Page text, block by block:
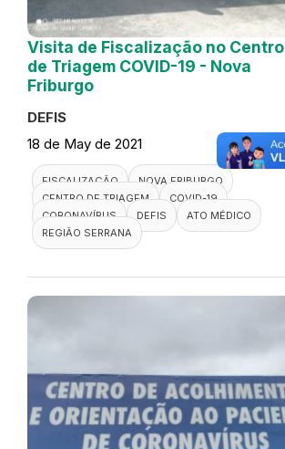
Visita de Fiscalização no Centro
de Triagem COVID-19 - Nova
Friburgo
DEFIS
18 de May de 2021
FISCALIZAÇÃO
NOVA FRIBURGO
CENTRO DE TRIAGEM
COVID-19
CORONAVÍRUS
DEFIS
ATO MÉDICO
REGIÃO SERRANA